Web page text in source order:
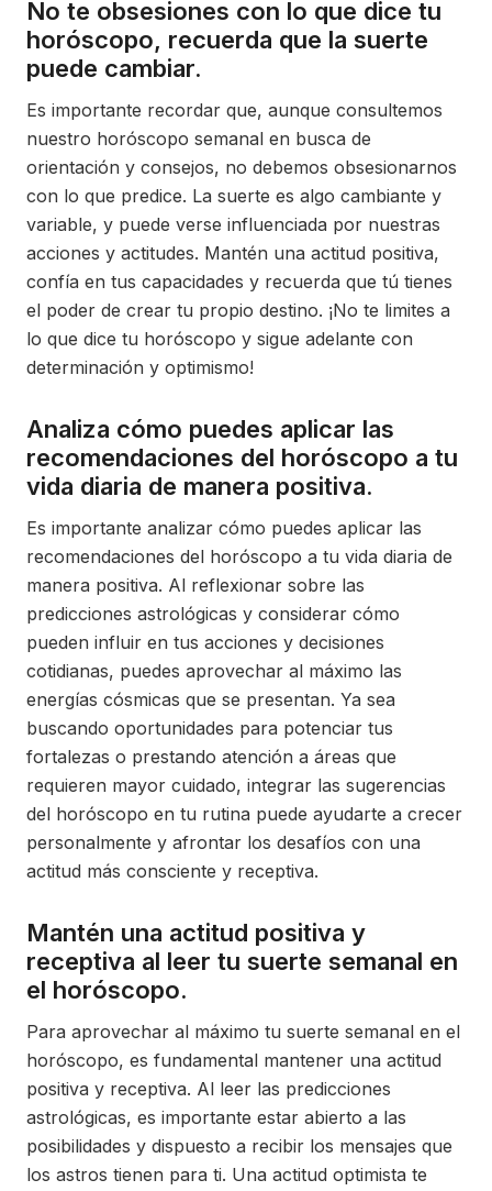
No te obsesiones con lo que dice tu
horóscopo, recuerda que la suerte
puede cambiar.
Es importante recordar que, aunque consultemos
nuestro horóscopo semanal en busca de
orientación y consejos, no debemos obsesionarnos
con lo que predice. La suerte es algo cambiante y
variable, y puede verse influenciada por nuestras
acciones y actitudes. Mantén una actitud positiva,
confía en tus capacidades y recuerda que tú tienes
el poder de crear tu propio destino. ¡No te limites a
lo que dice tu horóscopo y sigue adelante con
determinación y optimismo!
Analiza cómo puedes aplicar las
recomendaciones del horóscopo a tu
vida diaria de manera positiva.
Es importante analizar cómo puedes aplicar las
recomendaciones del horóscopo a tu vida diaria de
manera positiva. Al reflexionar sobre las
predicciones astrológicas y considerar cómo
pueden influir en tus acciones y decisiones
cotidianas, puedes aprovechar al máximo las
energías cósmicas que se presentan. Ya sea
buscando oportunidades para potenciar tus
fortalezas o prestando atención a áreas que
requieren mayor cuidado, integrar las sugerencias
del horóscopo en tu rutina puede ayudarte a crecer
personalmente y afrontar los desafíos con una
actitud más consciente y receptiva.
Mantén una actitud positiva y
receptiva al leer tu suerte semanal en
el horóscopo.
Para aprovechar al máximo tu suerte semanal en el
horóscopo, es fundamental mantener una actitud
positiva y receptiva. Al leer las predicciones
astrológicas, es importante estar abierto a las
posibilidades y dispuesto a recibir los mensajes que
los astros tienen para ti. Una actitud optimista te